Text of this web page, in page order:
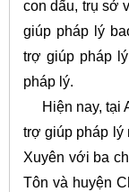
con dấu, trụ sở
giúp pháp lý
trợ giúp pháp
pháp lý.
Hiện nay, tại
trợ giúp pháp lý
Xuyên với ba
Tôn và huyện